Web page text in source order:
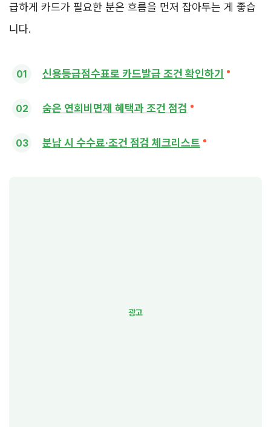
급하게 카드가 필요한 분은 흐름을 먼저 잡아두는 게 좋습
니다.
신용등급점수표로 카드발급 조건 확인하기
숨은 연회비면제 혜택과 조건 점검
분납 시 수수료·조건 점검 체크리스트